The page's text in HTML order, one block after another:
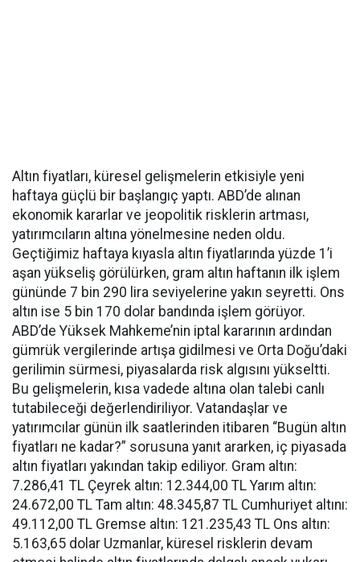
Altın fiyatları, küresel gelişmelerin etkisiyle yeni
haftaya güçlü bir başlangıç yaptı. ABD’de alınan
ekonomik kararlar ve jeopolitik risklerin artması,
yatırımcıların altına yönelmesine neden oldu.
Geçtiğimiz haftaya kıyasla altın fiyatlarında yüzde 1’i
aşan yükseliş görülürken, gram altın haftanın ilk işlem
gününde 7 bin 290 lira seviyelerine yakın seyretti. Ons
altın ise 5 bin 170 dolar bandında işlem görüyor.
ABD’de Yüksek Mahkeme’nin iptal kararının ardından
gümrük vergilerinde artışa gidilmesi ve Orta Doğu’daki
gerilimin sürmesi, piyasalarda risk algısını yükseltti.
Bu gelişmelerin, kısa vadede altına olan talebi canlı
tutabileceği değerlendiriliyor. Vatandaşlar ve
yatırımcılar günün ilk saatlerinden itibaren “Bugün altın
fiyatları ne kadar?” sorusuna yanıt ararken, iç piyasada
altın fiyatları yakından takip ediliyor. Gram altın:
7.286,41 TL Çeyrek altın: 12.344,00 TL Yarım altın:
24.672,00 TL Tam altın: 48.345,87 TL Cumhuriyet altını:
49.112,00 TL Gremse altın: 121.235,43 TL Ons altın:
5.163,65 dolar Uzmanlar, küresel risklerin devam